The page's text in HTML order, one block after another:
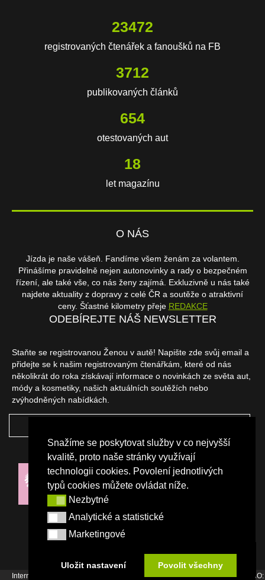
Snažíme se poskytovat služby v co nejvyšší
kvalitě, proto naše stránky využívají
technologii cookies. Povolení jednotlivých
typů cookies můžete ovládat níže.
NezbytnéNezbytné
Analytické a statistické
Analytické a statistické
Marketingové
Marketingové
Uložit nastavení Povolit všechny
23472
registrovaných čtenářek a fanoušků na FB
3712
publikovaných článků
654
otestovaných aut
18
let magazínu
O NÁS
Jízda je naše vášeň. Fandíme všem ženám za volantem.
Přinášíme pravidelně nejen autonovinky a rady o bezpečném
řízení, ale také vše, co nás ženy zajímá. Exkluzivně u nás také
najdete aktuality z dopravy z celé ČR a soutěže o atraktivní
ceny. Šťastné kilometry přeje REDAKCE
ODEBÍREJTE NÁŠ NEWSLETTER
Staňte se registrovanou Ženou v autě! Napište zde svůj email a
přidejte se k našim registrovaným čtenářkám, které od nás
několikrát do roka získávají informace o novinkách ze světa aut,
módy a kosmetiky, našich aktuálních soutěžích nebo
zvýhodněných nabídkách.
NAŠI PARTNEŘI
Internetový magazín Žena v autě vydává vydavatelství Srdce Evropy s.r.o., IČO: